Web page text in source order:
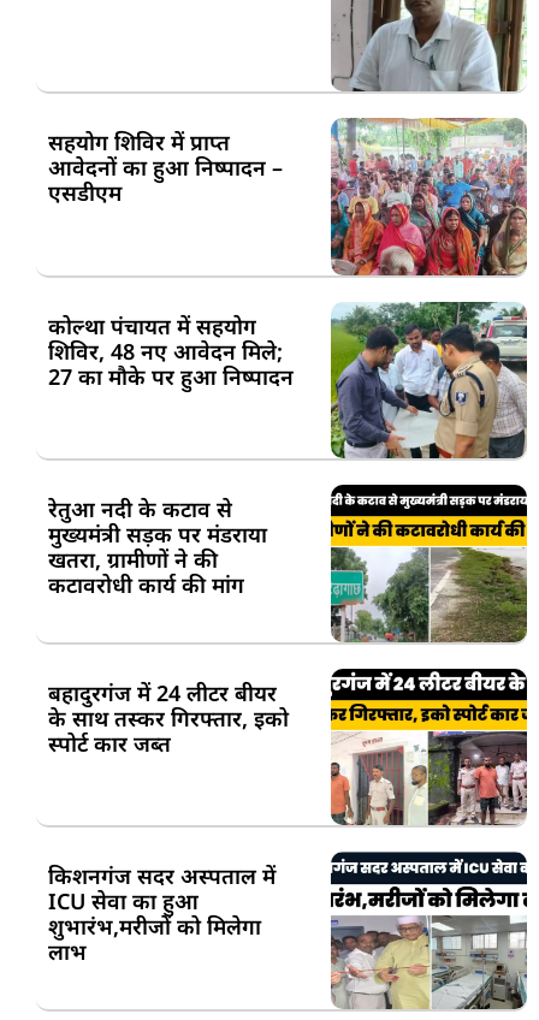
सहयोग शिविर में प्राप्त
आवेदनों का हुआ निष्पादन –
एसडीएम
कोल्था पंचायत में सहयोग
शिविर, 48 नए आवेदन मिले;
27 का मौके पर हुआ निष्पादन
रेतुआ नदी के कटाव से
मुख्यमंत्री सड़क पर मंडराया
खतरा, ग्रामीणों ने की
कटावरोधी कार्य की मांग
बहादुरगंज में 24 लीटर बीयर
के साथ तस्कर गिरफ्तार, इको
स्पोर्ट कार जब्त
किशनगंज सदर अस्पताल में
ICU सेवा का हुआ
शुभारंभ,मरीजों को मिलेगा
लाभ